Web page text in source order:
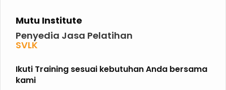
Mutu Institute
Penyedia Jasa Pelatihan
SVLK
P2K3
P3K
K3 KIMIA
Ikuti Training sesuai kebutuhan Anda bersama
kami